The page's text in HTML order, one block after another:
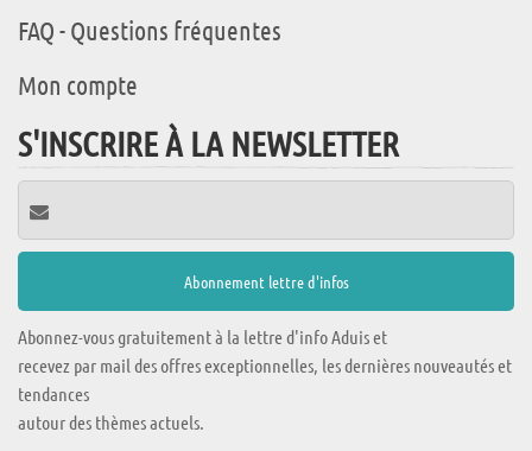
FAQ - Questions fréquentes
Mon compte
S'INSCRIRE À LA NEWSLETTER
Abonnez-vous gratuitement à la lettre d'info Aduis et
recevez par mail des offres exceptionnelles, les dernières nouveautés et
tendances
autour des thèmes actuels.